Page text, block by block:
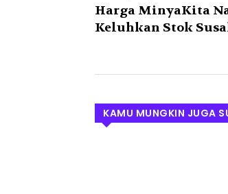
Harga MinyaKita
Keluhkan Stok
KAMU MUNGKIN JUGA